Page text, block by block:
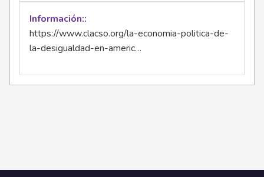
Información:
https://www.clacso.org/la-economia-politica-de-
la-desigualdad-en-americ…